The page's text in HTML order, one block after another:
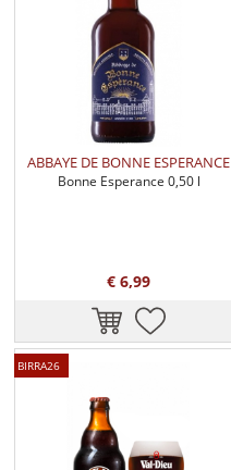
ABBAYE DE BONNE ESPERANCE
Bonne Esperance 0,50 l
€ 6,99
BIRRA26